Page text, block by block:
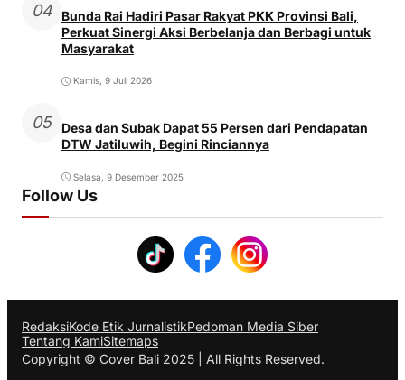
04
Bunda Rai Hadiri Pasar Rakyat PKK Provinsi Bali,
Perkuat Sinergi Aksi Berbelanja dan Berbagi untuk
Masyarakat
Kamis, 9 Juli 2026
05
Desa dan Subak Dapat 55 Persen dari Pendapatan
DTW Jatiluwih, Begini Rinciannya
Selasa, 9 Desember 2025
Follow Us
RedaksiKode Etik JurnalistikPedoman Media Siber
Tentang KamiSitemaps
Copyright © Cover Bali 2025 | All Rights Reserved.